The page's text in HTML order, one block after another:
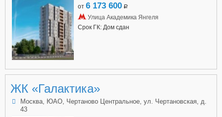
от 6 173 600 a
Улица Академика Янгеля
Срок ГК: Дом сдан
ЖК «Галактика»
Москва, ЮАО, Чертаново Центральное, ул. Чертановская, д.
43